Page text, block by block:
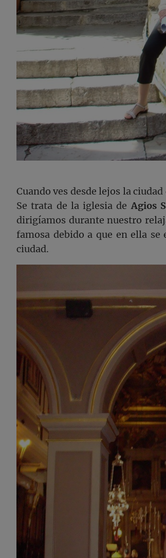
Cuando ves desde lejos la
Se trata de la iglesia de Agios
dirigíamos durante nuestro
famosa debido a que en ella
ciudad.